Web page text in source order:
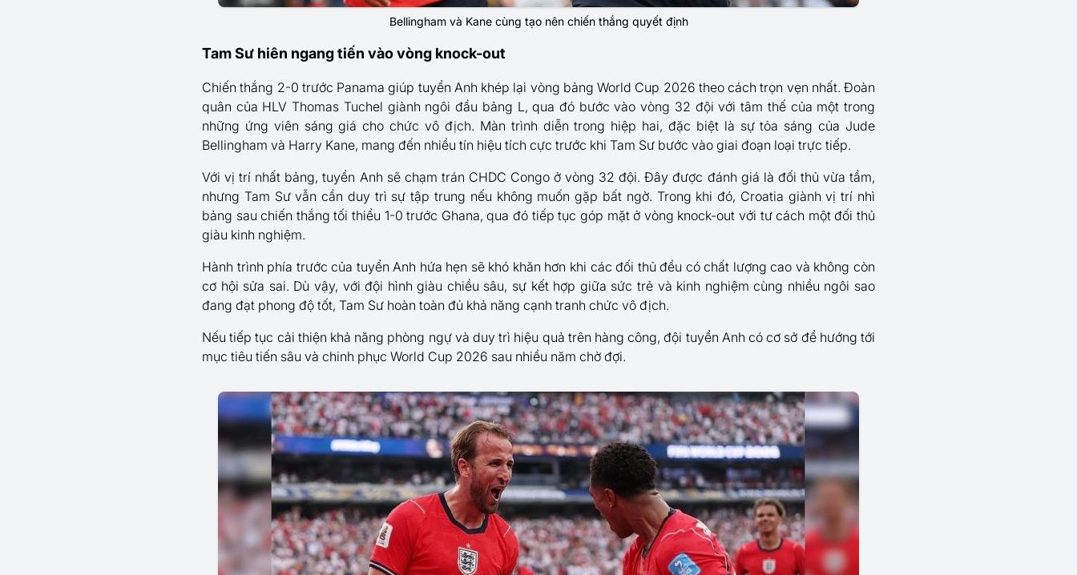
Bellingham và Kane cùng tạo nên chiến thắng quyết định
Tam Sư hiên ngang tiến vào vòng knock-out
Chiến thắng 2-0 trước Panama giúp tuyển Anh khép lại vòng bảng World Cup 2026 theo cách trọn vẹn nhất. Đoàn
quân của HLV Thomas Tuchel giành ngôi đầu bảng L, qua đó bước vào vòng 32 đội với tâm thế của một trong
những ứng viên sáng giá cho chức vô địch. Màn trình diễn trong hiệp hai, đặc biệt là sự tỏa sáng của Jude
Bellingham và Harry Kane, mang đến nhiều tín hiệu tích cực trước khi Tam Sư bước vào giai đoạn loại trực tiếp.
Với vị trí nhất bảng, tuyển Anh sẽ chạm trán CHDC Congo ở vòng 32 đội. Đây được đánh giá là đối thủ vừa tầm,
nhưng Tam Sư vẫn cần duy trì sự tập trung nếu không muốn gặp bất ngờ. Trong khi đó, Croatia giành vị trí nhì
bảng sau chiến thắng tối thiểu 1-0 trước Ghana, qua đó tiếp tục góp mặt ở vòng knock-out với tư cách một đối thủ
giàu kinh nghiệm.
Hành trình phía trước của tuyển Anh hứa hẹn sẽ khó khăn hơn khi các đối thủ đều có chất lượng cao và không còn
cơ hội sửa sai. Dù vậy, với đội hình giàu chiều sâu, sự kết hợp giữa sức trẻ và kinh nghiệm cùng nhiều ngôi sao
đang đạt phong độ tốt, Tam Sư hoàn toàn đủ khả năng cạnh tranh chức vô địch.
Nếu tiếp tục cải thiện khả năng phòng ngự và duy trì hiệu quả trên hàng công, đội tuyển Anh có cơ sở để hướng tới
mục tiêu tiến sâu và chinh phục World Cup 2026 sau nhiều năm chờ đợi.